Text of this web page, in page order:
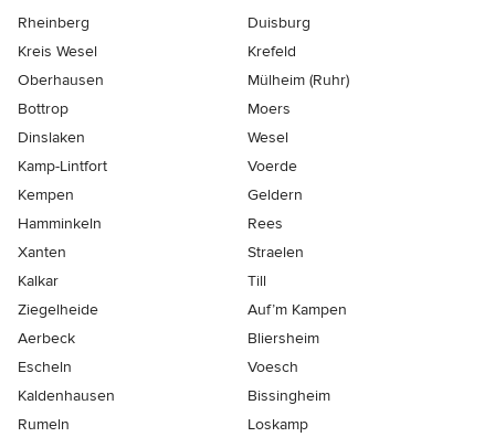
Rheinberg
Duisburg
Kreis Wesel
Krefeld
Oberhausen
Mülheim (Ruhr)
Bottrop
Moers
Dinslaken
Wesel
Kamp-Lintfort
Voerde
Kempen
Geldern
Hamminkeln
Rees
Xanten
Straelen
Kalkar
Till
Ziegelheide
Auf’m Kampen
Aerbeck
Bliersheim
Escheln
Voesch
Kaldenhausen
Bissingheim
Rumeln
Loskamp